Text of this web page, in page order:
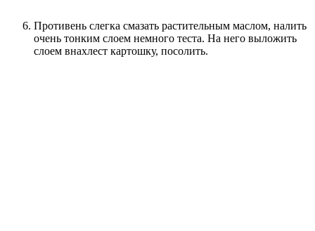
Противень слегка смазать растительным маслом, налить
очень тонким слоем немного теста. На него выложить
слоем внахлест картошку, посолить.